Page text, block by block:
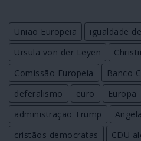
União Europeia
igualdade
Ursula von der Leyen
Comissão Europeia
Banco
deferalismo
euro Europa
administração Trump
cristãos democratas
CDU